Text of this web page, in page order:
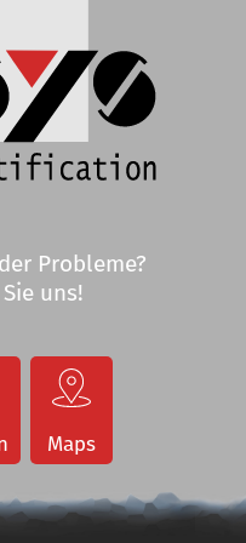
Anzeigen
Maps